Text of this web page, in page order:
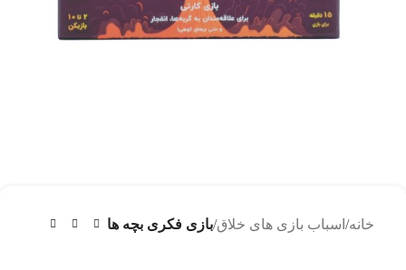
خانه اسباب بازی های خلاق بازی فکری بچه ها